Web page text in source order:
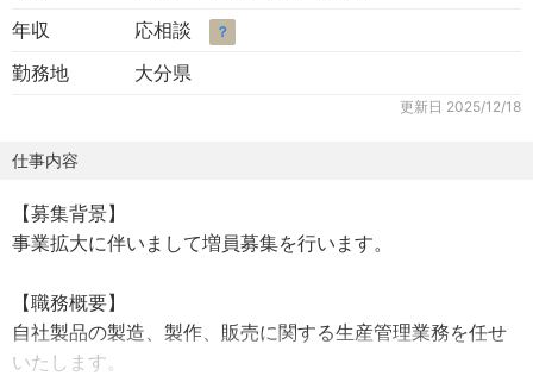
年収
応相談 ？
勤務地 大分県
更新日 2025/12/18
仕事内容
【募集背景】
事業拡大に伴いまして増員募集を行います。
【職務概要】
自社製品の製造、製作、販売に関する生産管理業務を任せ
いたします。